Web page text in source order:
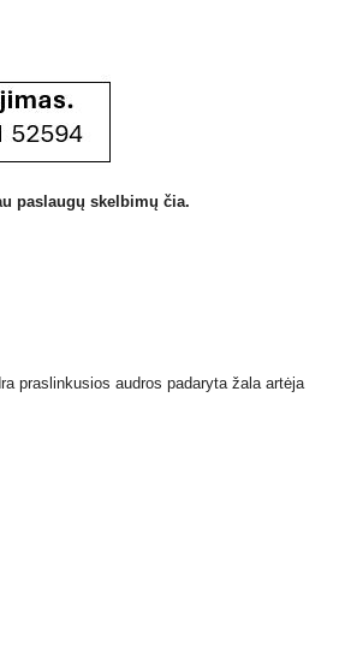
paslaugų skelbimų čia.
praslinkusios audros padaryta žala artėja